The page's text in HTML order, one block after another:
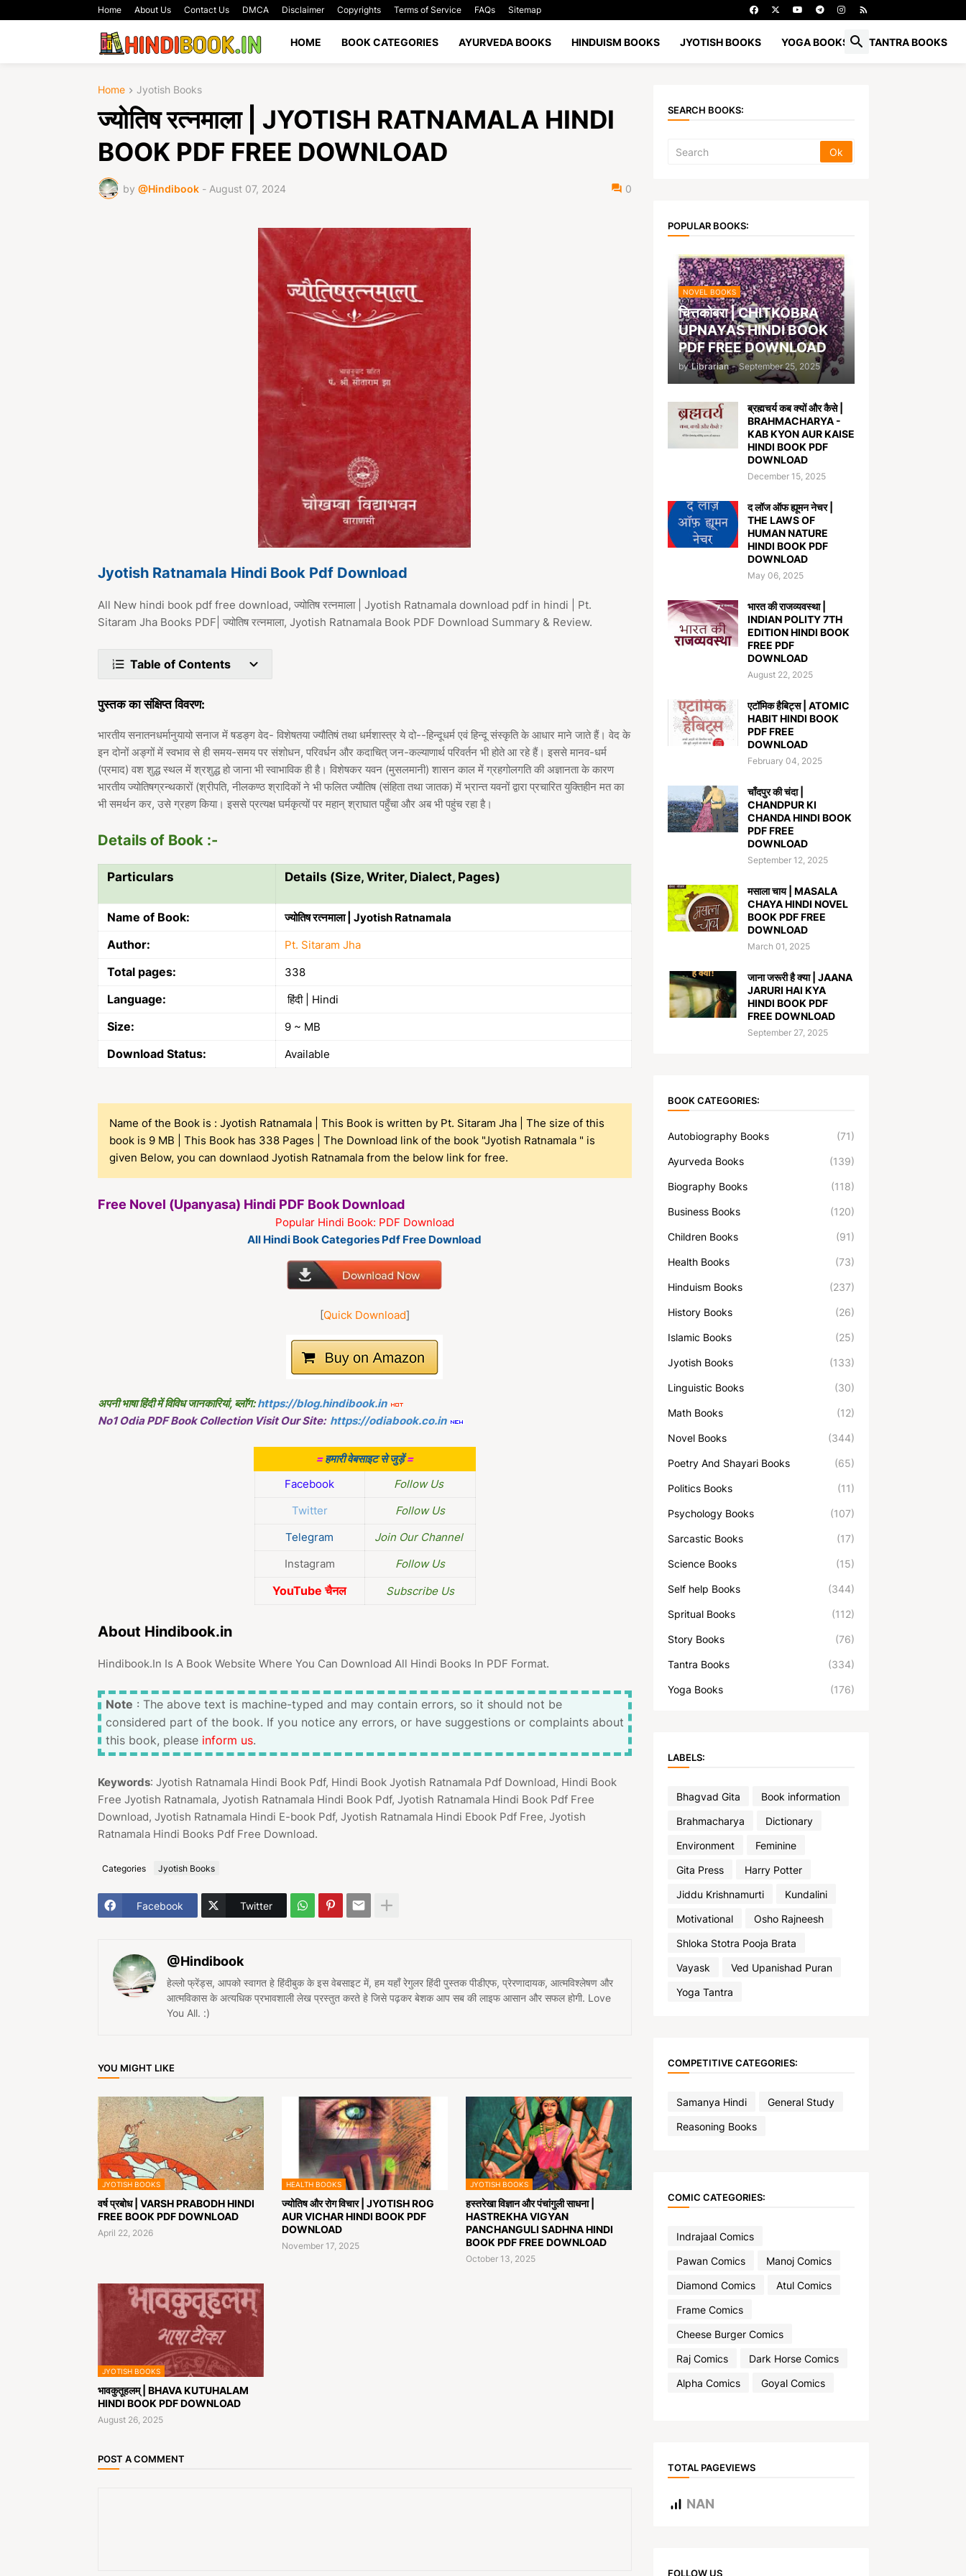
Home About Us Contact Us DMCA Disclaimer Copyrights Terms of Service FAQs Sitemap
HOME BOOK CATEGORIES AYURVEDA BOOKS HINDUISM BOOKS JYOTISH BOOKS YOGA BOOKS TANTRA BOOKS
Home Jyotish Books
ज्योतिष रत्नमाला | JYOTISH RATNAMALA HINDI
BOOK PDF FREE DOWNLOAD
by @Hindibook - August 07, 2024 0
Jyotish Ratnamala Hindi Book Pdf Download
All New hindi book pdf free download, ज्योतिष रत्नमाला | Jyotish Ratnamala download pdf in hindi | Pt.
Sitaram Jha Books PDF| ज्योतिष रत्नमाला, Jyotish Ratnamala Book PDF Download Summary & Review.
Table of Contents
पुस्तक का संक्षिप्त विवरण:
भारतीय सनातनधर्मानुयायो सनाज में षडङ्ग वेद- विशेषतया ज्यौतिषं तथा धर्मशास्त्र ये दो--हिन्दूधर्म एवं हिन्दू संस्कृति के आधार माने जाते हैं। वेद के
इन दोनों अङ्गों में स्वभाव से ही समय-समय पर संशोधन, परिवर्धन और कदाचित् जन-कल्याणार्थ परिवर्तन भी होते आ रहे हैं। इससे मानव-धर्म
(प्रमाद) वश शुद्ध स्थल में श्रशुद्ध हो जाना भी स्वाभाविक ही है। विशेषकर यवन (मुसलमानी) शासन काल में ग्रहगोलगति की अज्ञानता के कारण
भारतीय ज्योतिषग्रन्थकारों (श्रीपति, नीलकण्ठ श्रादिकों ने भी फलित ज्यौतिष (संहिता तथा जातक) में भ्रान्त यवनों द्वारा प्रचारित युक्तिहीन मत का
भी समर्थन कर, उसे ग्रहण किया। इससे प्रत्यक्ष घर्मकृत्यों पर महान् श्राघात पहुँचा और अब भी पहुंच रहा है।
Details of Book :-
Particulars Details (Size, Writer, Dialect, Pages)
Name of Book: ज्योतिष रत्नमाला | Jyotish Ratnamala
Author: Pt. Sitaram Jha
Total pages: 338
Language: हिंदी | Hindi
Size: 9 ~ MB
Download Status: Available
Name of the Book is : Jyotish Ratnamala | This Book is written by Pt. Sitaram Jha | The size of this
book is 9 MB | This Book has 338 Pages | The Download link of the book "Jyotish Ratnamala " is
given Below, you can downlaod Jyotish Ratnamala from the below link for free.
Free Novel (Upanyasa) Hindi PDF Book Download
Popular Hindi Book: PDF Download
All Hindi Book Categories Pdf Free Download
[Quick Download]
अपनी भाषा हिंदी में विविध जानकारियां, ब्लॉग: https://blog.hindibook.in
No1 Odia PDF Book Collection Visit Our Site: https://odiabook.co.in
=हमारी वेबसाइट से जुड़ें=
Facebook
Follow Us
Twitter
Follow Us
Telegram
Join Our Channel
Instagram
Follow Us
YouTube चैनल Subscribe Us
About Hindibook.in
Hindibook.In Is A Book Website Where You Can Download All Hindi Books In PDF Format.
Note : The above text is machine-typed and may contain errors, so it should not be
considered part of the book. If you notice any errors, or have suggestions or complaints about
this book, please inform us.
Keywords: Jyotish Ratnamala Hindi Book Pdf, Hindi Book Jyotish Ratnamala Pdf Download, Hindi Book
Free Jyotish Ratnamala, Jyotish Ratnamala Hindi Book Pdf, Jyotish Ratnamala Hindi Book Pdf Free
Download, Jyotish Ratnamala Hindi E-book Pdf, Jyotish Ratnamala Hindi Ebook Pdf Free, Jyotish
Ratnamala Hindi Books Pdf Free Download.
Categories Jyotish Books
Facebook Twitter
@Hindibook
हेल्लो फ्रेंड्स, आपको स्वागत हे हिंदीबुक के इस वेबसाइट में, हम यहाँ रेगुलर हिंदी पुस्तक पीडीएफ, प्रेरणादायक, आत्मविश्लेषण और
आत्मविकास के अत्यधिक प्रभावशाली लेख प्रस्तुत करते हे जिसे पढ़कर बेशक आप सब की लाइफ आसान और सफल होगी. Love
You All. :)
YOU MIGHT LIKE
JYOTISH BOOKS
वर्ष प्रबोध | VARSH PRABODH HINDI
FREE BOOK PDF DOWNLOAD
April 22, 2026
HEALTH BOOKS
ज्योतिष और रोग विचार | JYOTISH ROG
AUR VICHAR HINDI BOOK PDF
DOWNLOAD
November 17, 2025
JYOTISH BOOKS
हस्तरेखा विज्ञान और पंचांगुली साधना |
HASTREKHA VIGYAN
PANCHANGULI SADHNA HINDI
BOOK PDF FREE DOWNLOAD
October 13, 2025
JYOTISH BOOKS
भावकुतूहलम् | BHAVA KUTUHALAM
HINDI BOOK PDF DOWNLOAD
August 26, 2025
POST A COMMENT
SEARCH BOOKS:
POPULAR BOOKS:
NOVEL BOOKS
चित्तकोबरा | CHITKOBRA
UPNAYAS HINDI BOOK
PDF FREE DOWNLOAD
by Librarian - September 25, 2025
ब्रह्मचर्य कब क्यों और कैसे |
BRAHMACHARYA -
KAB KYON AUR KAISE
HINDI BOOK PDF
DOWNLOAD
December 15, 2025
द लॉज ऑफ ह्यूमन नेचर |
THE LAWS OF
HUMAN NATURE
HINDI BOOK PDF
DOWNLOAD
May 06, 2025
भारत की राजव्यवस्था |
INDIAN POLITY 7TH
EDITION HINDI BOOK
FREE PDF
DOWNLOAD
August 22, 2025
एटॉमिक हैबिट्स | ATOMIC
HABIT HINDI BOOK
PDF FREE
DOWNLOAD
February 04, 2025
चाँदपुर की चंदा |
CHANDPUR KI
CHANDA HINDI BOOK
PDF FREE
DOWNLOAD
September 12, 2025
मसाला चाय | MASALA
CHAYA HINDI NOVEL
BOOK PDF FREE
DOWNLOAD
March 01, 2025
जाना जरूरी है क्या | JAANA
JARURI HAI KYA
HINDI BOOK PDF
FREE DOWNLOAD
September 27, 2025
BOOK CATEGORIES:
Autobiography Books (71)
Ayurveda Books (139)
Biography Books (118)
Business Books (120)
Children Books (91)
Health Books (73)
Hinduism Books (237)
History Books (26)
Islamic Books (25)
Jyotish Books (133)
Linguistic Books (30)
Math Books (12)
Novel Books (344)
Poetry And Shayari Books (65)
Politics Books (11)
Psychology Books (107)
Sarcastic Books (17)
Science Books (15)
Self help Books (344)
Spritual Books (112)
Story Books (76)
Tantra Books (334)
Yoga Books (176)
LABELS:
Bhagvad Gita
Book information
Brahmacharya
Dictionary
Environment
Feminine
Gita Press
Harry Potter
Jiddu Krishnamurti
Kundalini
Motivational
Osho Rajneesh
Shloka Stotra Pooja Brata
Vayask
Ved Upanishad Puran
Yoga Tantra
COMPETITIVE CATEGORIES:
Samanya Hindi
General Study
Reasoning Books
COMIC CATEGORIES:
Indrajaal Comics
Pawan Comics
Manoj Comics
Diamond Comics
Atul Comics
Frame Comics
Cheese Burger Comics
Raj Comics
Dark Horse Comics
Alpha Comics
Goyal Comics
TOTAL PAGEVIEWS
NAN
FOLLOW US